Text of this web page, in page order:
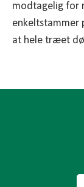
modtagelig for
enkeltstammer
at hele træet